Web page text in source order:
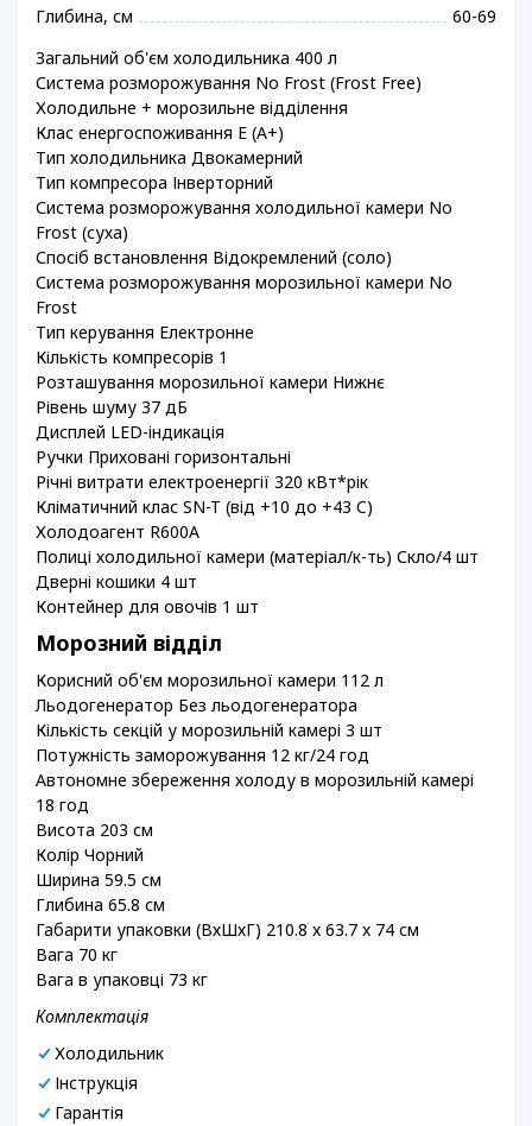
Глибина, см
60-69
Загальний об'єм холодильника 400 л
Система розморожування No Frost (Frost Free)
Холодильне + морозильне відділення
Клас енергоспоживання E (А+)
Тип холодильника Двокамерний
Тип компресора Інверторний
Система розморожування холодильної камери No
Frost (суха)
Спосіб встановлення Відокремлений (соло)
Система розморожування морозильної камери No
Frost
Тип керування Електронне
Кількість компресорів 1
Розташування морозильної камери Нижнє
Рівень шуму 37 дБ
Дисплей LED-індикація
Ручки Приховані горизонтальні
Річні витрати електроенергії 320 кВт*рік
Кліматичний клас SN-T (від +10 до +43 C)
Холодоагент R600A
Полиці холодильної камери (матеріал/к-ть) Скло/4 шт
Дверні кошики 4 шт
Контейнер для овочів 1 шт
Морозний відділ
Корисний об'єм морозильної камери 112 л
Льодогенератор Без льодогенератора
Кількість секцій у морозильній камері 3 шт
Потужність заморожування 12 кг/24 год
Автономне збереження холоду в морозильній камері
18 год
Висота 203 см
Колір Чорний
Ширина 59.5 см
Глибина 65.8 см
Габарити упаковки (ВхШхГ) 210.8 x 63.7 x 74 см
Вага 70 кг
Вага в упаковці 73 кг
Комплектація
Холодильник
Інструкція
Гарантія